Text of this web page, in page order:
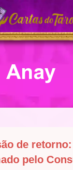
Anay
de retorno:
pelo